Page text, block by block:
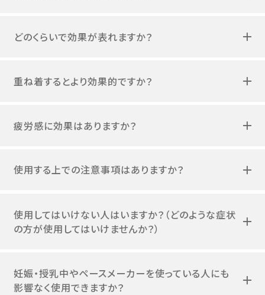
どのくらいで効果が表れますか？
重ね着するとより効果的ですか？
疲労感に効果はありますか？
使用する上での注意事項はありますか？
使用してはいけない人はいますか？（どのような症状
の方が使用してはいけませんか？）
妊娠・授乳中やペースメーカーを使っている人にも
影響なく使用できますか？